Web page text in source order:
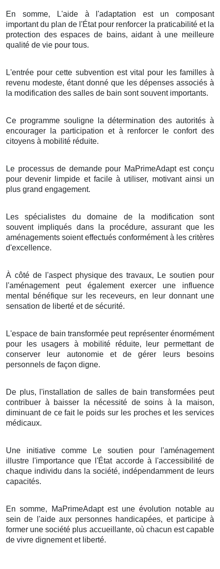
En somme, L'aide à l'adaptation est un composant
important du plan de l'État pour renforcer la praticabilité et la
protection des espaces de bains, aidant à une meilleure
qualité de vie pour tous.
L'entrée pour cette subvention est vital pour les familles à
revenu modeste, étant donné que les dépenses associés à
la modification des salles de bain sont souvent importants.
Ce programme souligne la détermination des autorités à
encourager la participation et à renforcer le confort des
citoyens à mobilité réduite.
Le processus de demande pour MaPrimeAdapt est conçu
pour devenir limpide et facile à utiliser, motivant ainsi un
plus grand engagement.
Les spécialistes du domaine de la modification sont
souvent impliqués dans la procédure, assurant que les
aménagements soient effectués conformément à les critères
d'excellence.
À côté de l'aspect physique des travaux, Le soutien pour
l'aménagement peut également exercer une influence
mental bénéfique sur les receveurs, en leur donnant une
sensation de liberté et de sécurité.
L'espace de bain transformée peut représenter énormément
pour les usagers à mobilité réduite, leur permettant de
conserver leur autonomie et de gérer leurs besoins
personnels de façon digne.
De plus, l'installation de salles de bain transformées peut
contribuer à baisser la nécessité de soins à la maison,
diminuant de ce fait le poids sur les proches et les services
médicaux.
Une initiative comme Le soutien pour l'aménagement
illustre l'importance que l'État accorde à l'accessibilité de
chaque individu dans la société, indépendamment de leurs
capacités.
En somme, MaPrimeAdapt est une évolution notable au
sein de l'aide aux personnes handicapées, et participe à
former une société plus accueillante, où chacun est capable
de vivre dignement et liberté.